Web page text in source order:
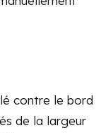
contre le bord
de la largeur